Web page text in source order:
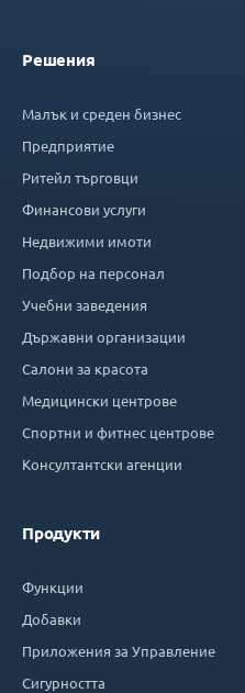
Решения
Малък и среден бизнес
Предприятие
Ритейл търговци
Финансови услуги
Недвижими имоти
Подбор на персонал
Учебни заведения
Държавни организации
Салони за красота
Медицински центрове
Спортни и фитнес центрове
Консултантски агенции
Продукти
Функции
Добавки
Приложения за Управление
Сигурността